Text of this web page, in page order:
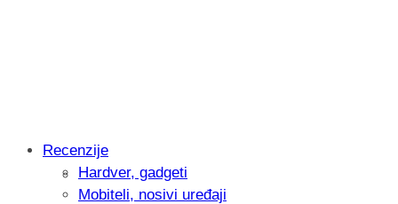
Intervju: Goran Jović, fotograf -
Recenzije
Hardver, gadgeti
Mobiteli, nosivi uređaji